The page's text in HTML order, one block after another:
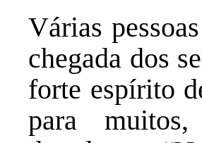
Várias
chegada dos
forte espírito
para